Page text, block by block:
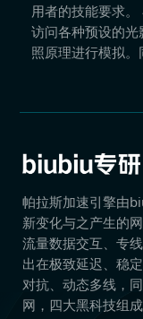
用者的技能要求
访问各种预设的
照原理进行模拟
无论是初学者还
aryPrimer快速上
帕拉斯加速引擎由
新变化与之产生的
流量数据交互、专
出在极致延迟、稳
对抗、动态多线，
网，四大黑科技组